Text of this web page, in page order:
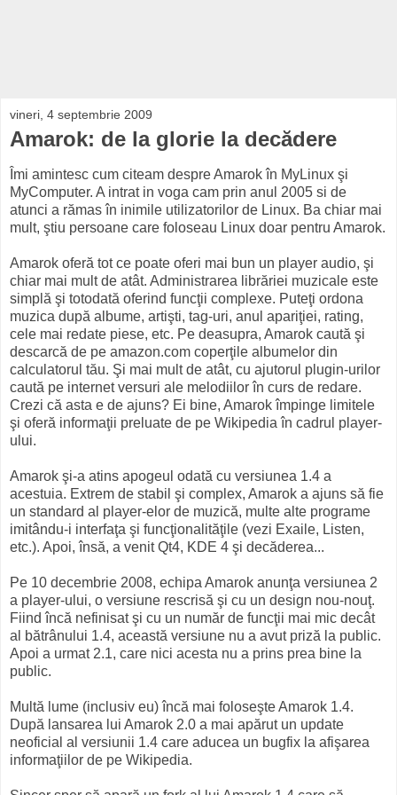
vineri, 4 septembrie 2009
Amarok: de la glorie la decădere
Îmi amintesc cum citeam despre Amarok în MyLinux şi
MyComputer. A intrat in voga cam prin anul 2005 si de
atunci a rămas în inimile utilizatorilor de Linux. Ba chiar mai
mult, ştiu persoane care foloseau Linux doar pentru Amarok.
Amarok oferă tot ce poate oferi mai bun un player audio, şi
chiar mai mult de atât. Administrarea librăriei muzicale este
simplă şi totodată oferind funcţii complexe. Puteţi ordona
muzica după albume, artişti, tag-uri, anul apariţiei, rating,
cele mai redate piese, etc. Pe deasupra, Amarok caută şi
descarcă de pe amazon.com coperţile albumelor din
calculatorul tău. Şi mai mult de atât, cu ajutorul plugin-urilor
caută pe internet versuri ale melodiilor în curs de redare.
Crezi că asta e de ajuns? Ei bine, Amarok împinge limitele
şi oferă informaţii preluate de pe Wikipedia în cadrul player-
ului.
Amarok şi-a atins apogeul odată cu versiunea 1.4 a
acestuia. Extrem de stabil şi complex, Amarok a ajuns să fie
un standard al player-elor de muzică, multe alte programe
imitându-i interfaţa şi funcţionalităţile (vezi Exaile, Listen,
etc.). Apoi, însă, a venit Qt4, KDE 4 şi decăderea...
Pe 10 decembrie 2008, echipa Amarok anunţa versiunea 2
a player-ului, o versiune rescrisă şi cu un design nou-nouţ.
Fiind încă nefinisat şi cu un număr de funcţii mai mic decât
al bătrânului 1.4, această versiune nu a avut priză la public.
Apoi a urmat 2.1, care nici acesta nu a prins prea bine la
public.
Multă lume (inclusiv eu) încă mai foloseşte Amarok 1.4.
După lansarea lui Amarok 2.0 a mai apărut un update
neoficial al versiunii 1.4 care aducea un bugfix la afişarea
informaţiilor de pe Wikipedia.